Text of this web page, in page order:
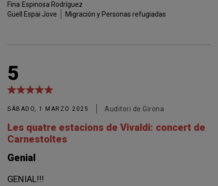
Fina Espinosa Rodríguez
Güell Espai Jove
Migración y Personas refugiadas
5
SÁBADO, 1 MARZO 2025 Auditori de Girona
Les quatre estacions de Vivaldi: concert de
Carnestoltes
Genial
GENIAL!!!